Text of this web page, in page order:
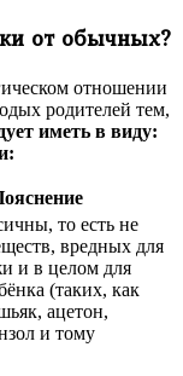
от обычных?
отношении
родителей тем,
иметь в виду:
то есть не
вредных для
и в целом для
(таких, как
ацетон,
и тому